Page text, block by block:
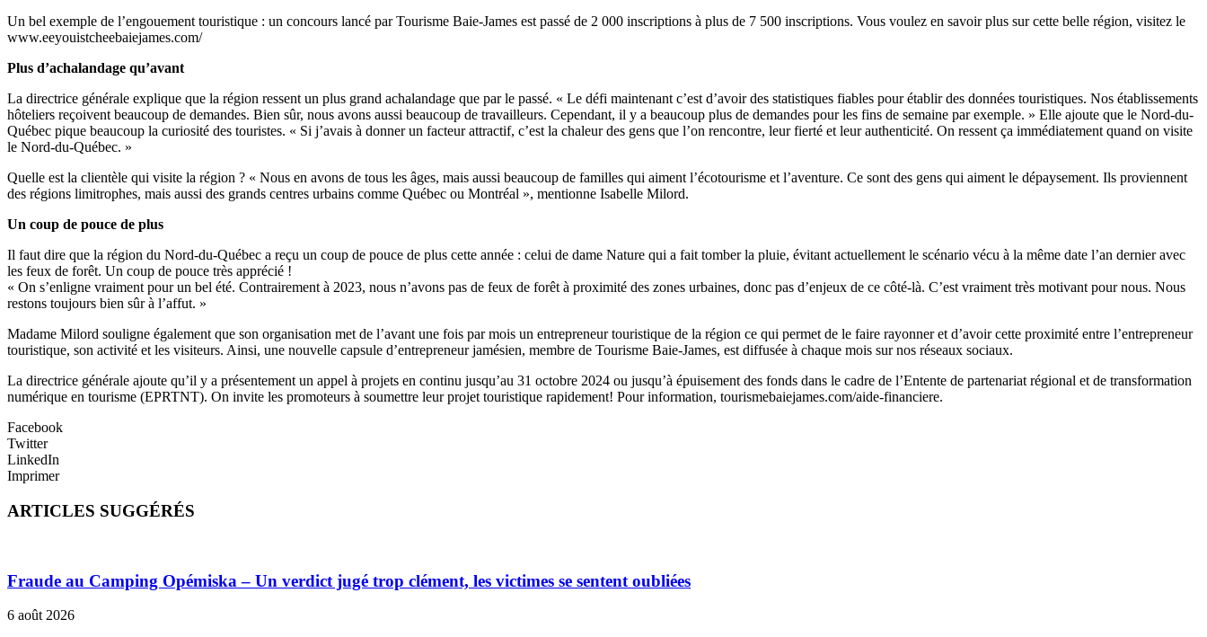
Un bel exemple de l’engouement touristique : un concours lancé par Tourisme Baie-James est passé de 2 000 inscriptions à plus de 7 500 inscriptions. Vous voulez en savoir plus sur cette belle région, visitez le
www.eeyouistcheebaiejames.com/
Plus d’achalandage qu’avant
La directrice générale explique que la région ressent un plus grand achalandage que par le passé. « Le défi maintenant c’est d’avoir des statistiques fiables pour établir des données touristiques. Nos établissements
hôteliers reçoivent beaucoup de demandes. Bien sûr, nous avons aussi beaucoup de travailleurs. Cependant, il y a beaucoup plus de demandes pour les fins de semaine par exemple. » Elle ajoute que le Nord-du-
Québec pique beaucoup la curiosité des touristes. « Si j’avais à donner un facteur attractif, c’est la chaleur des gens que l’on rencontre, leur fierté et leur authenticité. On ressent ça immédiatement quand on visite
le Nord-du-Québec. »
Quelle est la clientèle qui visite la région ? « Nous en avons de tous les âges, mais aussi beaucoup de familles qui aiment l’écotourisme et l’aventure. Ce sont des gens qui aiment le dépaysement. Ils proviennent
des régions limitrophes, mais aussi des grands centres urbains comme Québec ou Montréal », mentionne Isabelle Milord.
Un coup de pouce de plus
Il faut dire que la région du Nord-du-Québec a reçu un coup de pouce de plus cette année : celui de dame Nature qui a fait tomber la pluie, évitant actuellement le scénario vécu à la même date l’an dernier avec
les feux de forêt. Un coup de pouce très apprécié !
« On s’enligne vraiment pour un bel été. Contrairement à 2023, nous n’avons pas de feux de forêt à proximité des zones urbaines, donc pas d’enjeux de ce côté-là. C’est vraiment très motivant pour nous. Nous
restons toujours bien sûr à l’affut. »
Madame Milord souligne également que son organisation met de l’avant une fois par mois un entrepreneur touristique de la région ce qui permet de le faire rayonner et d’avoir cette proximité entre l’entrepreneur
touristique, son activité et les visiteurs. Ainsi, une nouvelle capsule d’entrepreneur jamésien, membre de Tourisme Baie-James, est diffusée à chaque mois sur nos réseaux sociaux.
La directrice générale ajoute qu’il y a présentement un appel à projets en continu jusqu’au 31 octobre 2024 ou jusqu’à épuisement des fonds dans le cadre de l’Entente de partenariat régional et de transformation
numérique en tourisme (EPRTNT). On invite les promoteurs à soumettre leur projet touristique rapidement! Pour information, tourismebaiejames.com/aide-financiere.
Facebook
Twitter
LinkedIn
Imprimer
ARTICLES SUGGÉRÉS
Fraude au Camping Opémiska – Un verdict jugé trop clément, les victimes se sentent oubliées
6 août 2026